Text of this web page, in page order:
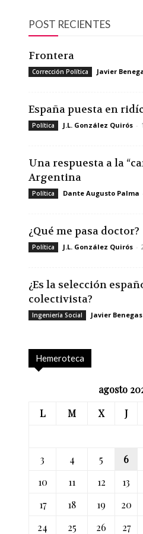
POST RECIENTES
Frontera
Corrección Política Javier
España puesta en
Política J.L. González Quirós -
Una respuesta a la
Argentina
Política Dante Augusto Palma
¿Qué me pasa doctor?
Política J.L. González Quirós -
¿Es la selección
colectivista?
Ingeniería Social Javier Benegas
Hemeroteca
agosto
L
M X J
3
4 5 6
10
11 12 13
17
18 19 20
24
25 26 27